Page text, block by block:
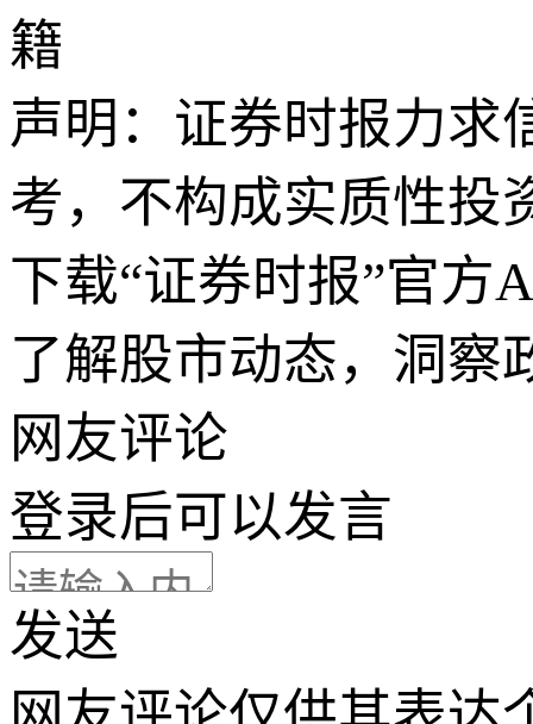
籍
声明：证券时报力求
考，不构成实质性投
下载“证券时报”官方
了解股市动态，洞察
网友评论
登录后可以发言
发送